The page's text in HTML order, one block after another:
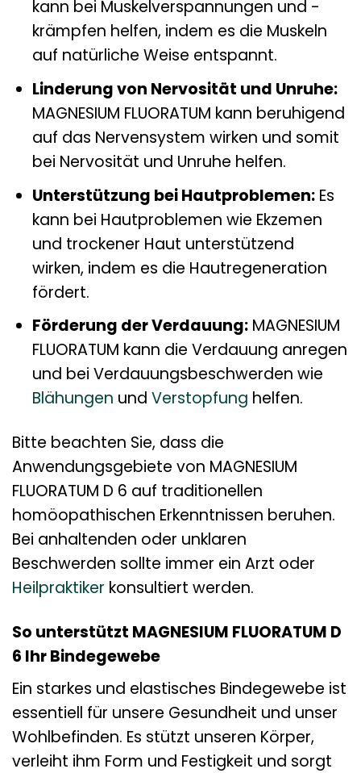
kann bei Muskelverspannungen und -
krämpfen helfen, indem es die Muskeln
auf natürliche Weise entspannt.
Linderung von Nervosität und Unruhe:
MAGNESIUM FLUORATUM kann beruhigend
auf das Nervensystem wirken und somit
bei Nervosität und Unruhe helfen.
Unterstützung bei Hautproblemen:Es
kann bei Hautproblemen wie Ekzemen
und trockener Haut unterstützend
wirken, indem es die Hautregeneration
fördert.
Förderung der Verdauung:MAGNESIUM
FLUORATUM kann die Verdauung anregen
und bei Verdauungsbeschwerden wie
Blähungen und Verstopfung helfen.
Bitte beachten Sie, dass die
Anwendungsgebiete von MAGNESIUM
FLUORATUM D 6 auf traditionellen
homöopathischen Erkenntnissen beruhen.
Bei anhaltenden oder unklaren
Beschwerden sollte immer ein Arzt oder
Heilpraktiker konsultiert werden.
So unterstützt MAGNESIUM FLUORATUM D
6 Ihr Bindegewebe
Ein starkes und elastisches Bindegewebe ist
essentiell für unsere Gesundheit und unser
Wohlbefinden. Es stützt unseren Körper,
verleiht ihm Form und Festigkeit und sorgt